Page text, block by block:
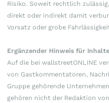
Risiko. Soweit rechtlich
direkt oder indirekt damit
Vorsatz oder grobe
Ergänzender Hinweis für
Auf die bei wallstreetONLINE
von Gastkommentatoren,
Gruppe gehörende
gehören nicht der Redaktion